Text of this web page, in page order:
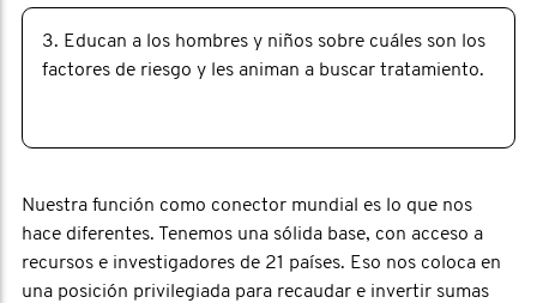
3. Educan a los hombres y niños sobre cuáles son los
factores de riesgo y les animan a buscar tratamiento.
Nuestra función como conector mundial es lo que nos
hace diferentes. Tenemos una sólida base, con acceso a
recursos e investigadores de 21 países. Eso nos coloca en
una posición privilegiada para recaudar e invertir sumas